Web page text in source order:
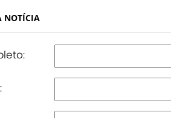
NOTÍCIA